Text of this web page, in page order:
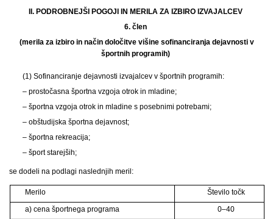
II. PODROBNEJŠI POGOJI IN MERILA ZA IZBIRO IZVAJALCEV
6. člen
(merila za izbiro in način določitve višine sofinanciranja dejavnosti v
športnih programih)
(1) Sofinanciranje dejavnosti izvajalcev v športnih programih:
– prostočasna športna vzgoja otrok in mladine;
– športna vzgoja otrok in mladine s posebnimi potrebami;
– obštudijska športna dejavnost;
– športna rekreacija;
– šport starejših;
se dodeli na podlagi naslednjih meril:
Merilo
Število točk
a) cena športnega programa
0–40